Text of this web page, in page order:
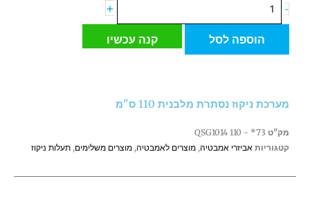
-
של
ס"מ
+
הוספה לסל קנה עכשיו
מערכת ניקוז נסתרת מלבנית 110 ס"מ
מק"ט 73* - QSG1014 110
קטגוריות אביזרי אמבטיה, מוצרים לאמבטיה, מוצרים משלימים, תעלות ניקוז